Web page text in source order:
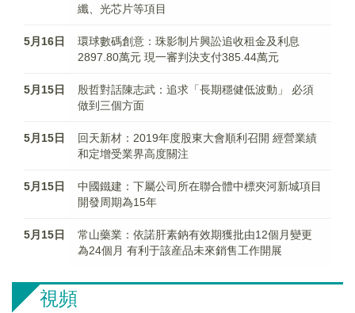
纖、光芯片等項目
5月16日
環球數碼創意：珠影制片興訟追收租金及利息
2897.80萬元 現一審判決支付385.44萬元
5月15日
殷哲對話陳志武：追求「長期穩健低波動」 必須
做到三個方面
5月15日
回天新材：2019年度股東大會順利召開 經營業績
和定增受業界高度關注
5月15日
中國鐵建：下屬公司所在聯合體中標夾河新城項目
開發周期為15年
5月15日
常山藥業：依諾肝素鈉有效期獲批由12個月變更
為24個月 有利于該産品未來銷售工作開展
視頻